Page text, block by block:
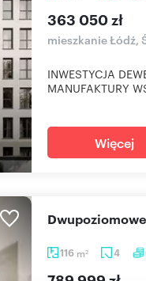
363 050 zł
mieszkanie Łódź,
INWESTYCJA
MANUFAKTURY
Więcej
116 m2 4